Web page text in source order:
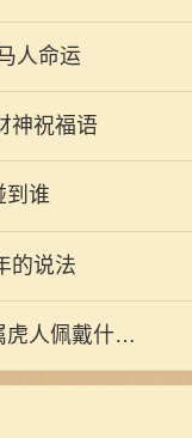
人命运
神祝福语
到谁
的说法
人佩戴什么